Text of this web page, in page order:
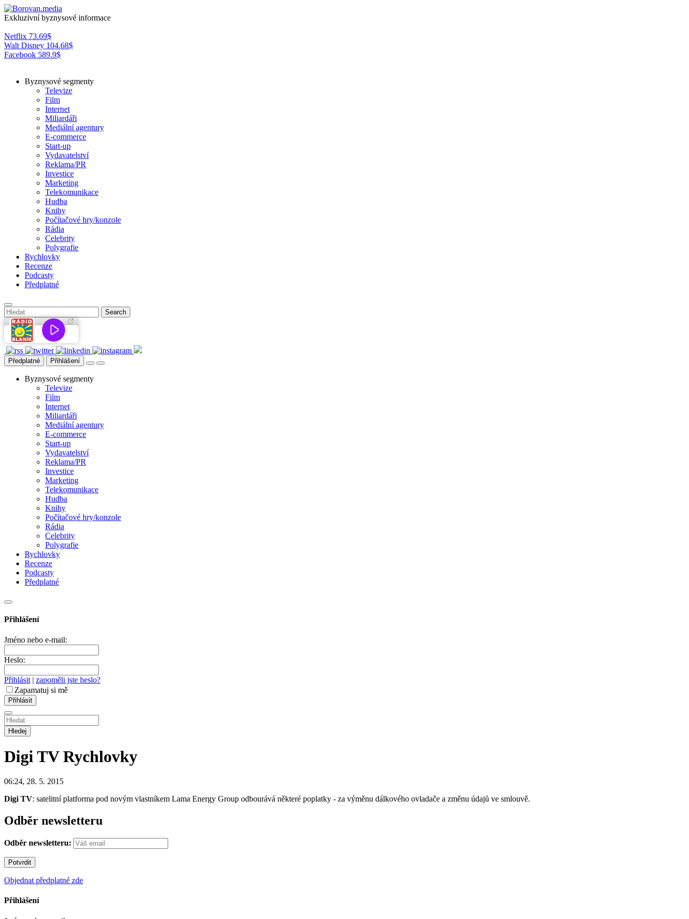
Exkluzivní byznysové informace
Netflix 73.69$
Walt Disney 104.68$
Facebook 589.9$
Byznysové segmenty
Televize
Film
Internet
Miliardáři
Mediální agentury
E-commerce
Start-up
Vydavatelství
Reklama/PR
Investice
Marketing
Telekomunikace
Hudba
Knihy
Počítačové hry/konzole
Rádia
Celebrity
Polygrafie
Rychlovky
Recenze
Podcasty
Předplatné
Předplatné Přihlášení
Byznysové segmenty
Televize
Film
Internet
Miliardáři
Mediální agentury
E-commerce
Start-up
Vydavatelství
Reklama/PR
Investice
Marketing
Telekomunikace
Hudba
Knihy
Počítačové hry/konzole
Rádia
Celebrity
Polygrafie
Rychlovky
Recenze
Podcasty
Předplatné
Přihlášení
Jméno nebo e-mail:
Heslo:
Přihlásit | zapoměli jste heslo?
Zapamatuj si mě
Hledej
Digi TV Rychlovky
06:24, 28. 5. 2015
Digi TV: satelitní platforma pod novým vlastníkem Lama Energy Group odbourává některé poplatky - za výměnu dálkového ovladače a změnu údajů ve smlouvě.
Odběr newsletteru
Odběr newsletteru:
Objednat předplatné zde
Přihlášení